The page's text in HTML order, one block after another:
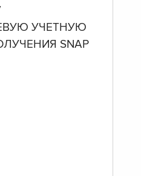
УЧЕТНУЮ
SNAP